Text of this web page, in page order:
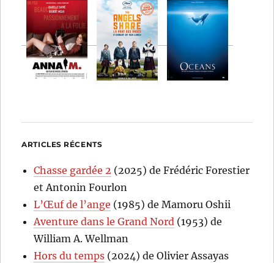
ARTICLES RÉCENTS
Chasse gardée 2 (2025) de Frédéric Forestier
et Antonin Fourlon
L’Œuf de l’ange (1985) de Mamoru Oshii
Aventure dans le Grand Nord (1953) de
William A. Wellman
Hors du temps (2024) de Olivier Assayas